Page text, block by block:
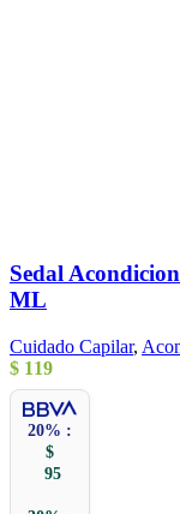
Sedal
ML
Cuidado Capilar,
$ 119
20% :
$
95